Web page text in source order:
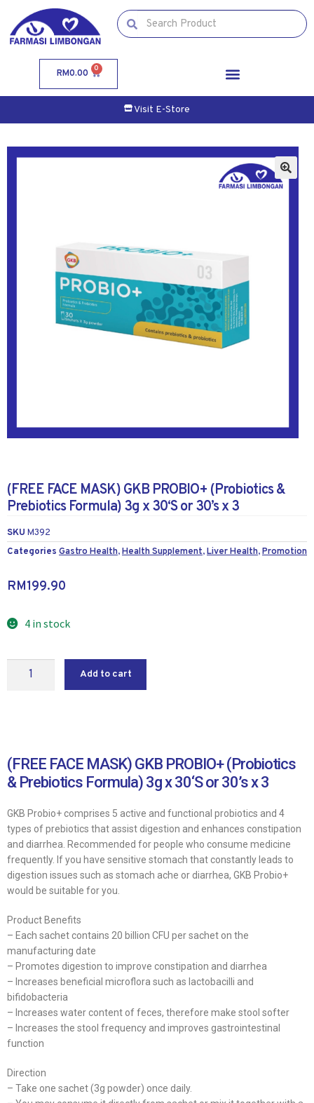
RM0.00 0
Visit E-Store
(FREE FACE MASK) GKB PROBIO+ (Probiotics &
Prebiotics Formula) 3g x 30‘S or 30’s x 3
SKU M392
Categories Gastro Health,Health Supplement,Liver Health,Promotion
RM199.90
4 in stock
Add to cart
(FREE FACE MASK) GKB PROBIO+ (Probiotics
& Prebiotics Formula) 3g x 30‘S or 30’s x 3
GKB Probio+ comprises 5 active and functional probiotics and 4
types of prebiotics that assist digestion and enhances constipation
and diarrhea. Recommended for people who consume medicine
frequently. If you have sensitive stomach that constantly leads to
digestion issues such as stomach ache or diarrhea, GKB Probio+
would be suitable for you.
Product Benefits
– Each sachet contains 20 billion CFU per sachet on the
manufacturing date
– Promotes digestion to improve constipation and diarrhea
– Increases beneficial microflora such as lactobacilli and
bifidobacteria
– Increases water content of feces, therefore make stool softer
– Increases the stool frequency and improves gastrointestinal
function
Direction
– Take one sachet (3g powder) once daily.